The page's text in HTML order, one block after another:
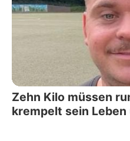
Zehn Kilo müssen
krempelt sein Leben